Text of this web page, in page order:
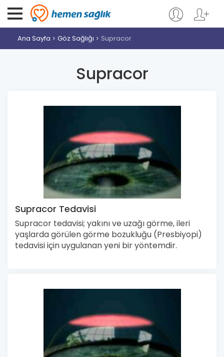
Ana Sayfa Göz Sağlığı Supracor
Supracor
Supracor Tedavisi
Supracor tedavisi; yakını ve uzağı görme, ileri
yaşlarda görülen görme bozukluğu (Presbiyopi)
tedavisi için uygulanan yeni bir yöntemdir.